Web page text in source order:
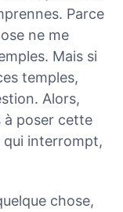
Parce
ne me
Mais si
temples,
Alors,
à poser cette
qui interrompt,
chose,